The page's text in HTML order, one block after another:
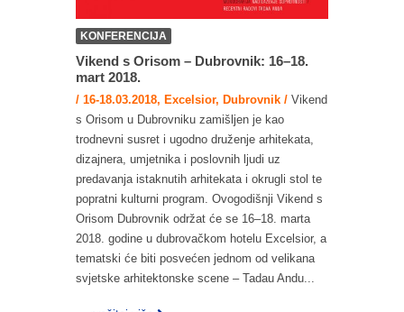
KONFERENCIJA
Vikend s Orisom – Dubrovnik: 16–18.
mart 2018.
/ 16-18.03.2018, Excelsior, Dubrovnik / Vikend
s Orisom u Dubrovniku zamišljen je kao
trodnevni susret i ugodno druženje arhitekata,
dizajnera, umjetnika i poslovnih ljudi uz
predavanja istaknutih arhitekata i okrugli stol te
popratni kulturni program. Ovogodišnji Vikend s
Orisom Dubrovnik održat će se 16–18. marta
2018. godine u dubrovačkom hotelu Excelsior, a
tematski će biti posvećen jednom od velikana
svjetske arhitektonske scene – Tadau Andu...